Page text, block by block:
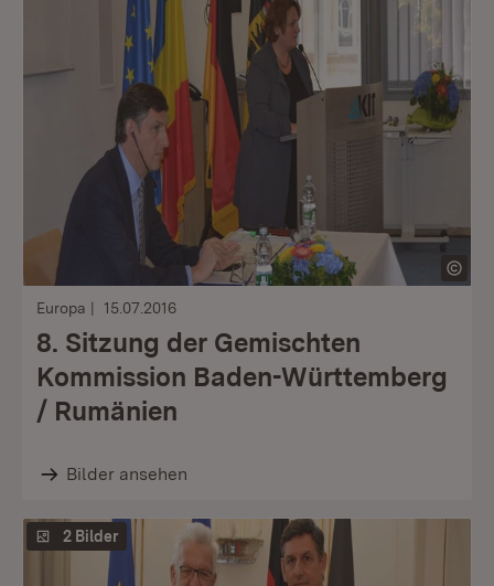
Europa 15.07.2016
8. Sitzung der Gemischten
Kommission Baden-Württemberg
/ Rumänien
Bilder ansehen
2 Bilder